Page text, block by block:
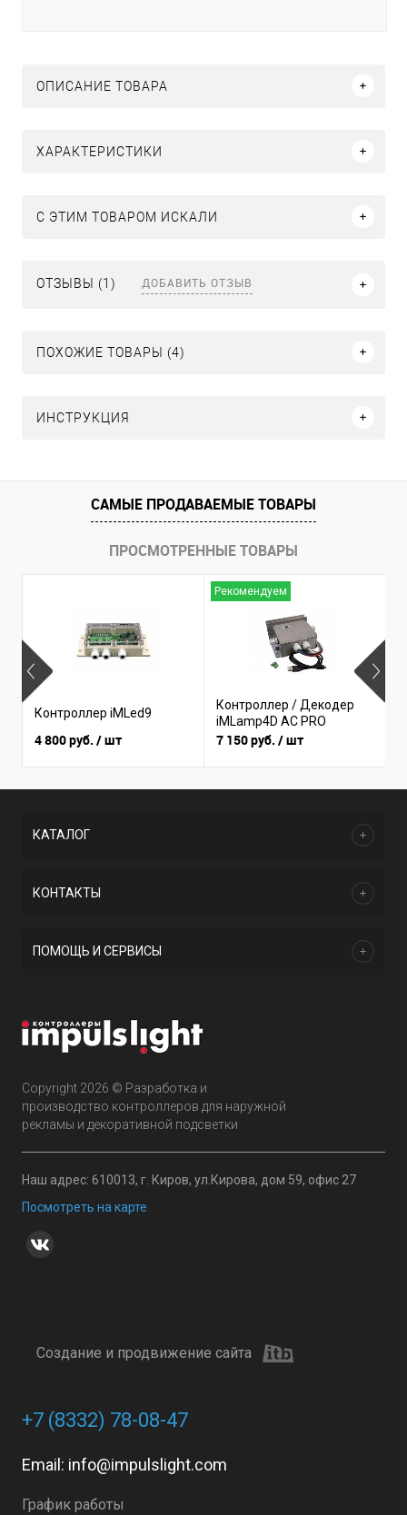
ОПИСАНИЕ ТОВАРА
ХАРАКТЕРИСТИКИ
C ЭТИМ ТОВАРОМ ИСКАЛИ
ОТЗЫВЫ (1) ДОБАВИТЬ ОТЗЫВ
ПОХОЖИЕ ТОВАРЫ (4)
ИНСТРУКЦИЯ
САМЫЕ ПРОДАВАЕМЫЕ ТОВАРЫ
ПРОСМОТРЕННЫЕ ТОВАРЫ
Контроллер iMLed9
4 800 руб. / шт
Рекомендуем
Контроллер / Декодер
iMLamp4D AC PRO
7 150 руб. / шт
Copyright 2026 © Разработка и
производство контроллеров для наружной
рекламы и декоративной подсветки
Наш адрес: 610013, г. Киров, ул.Кирова, дом 59, офис 27
Посмотреть на карте
Создание и продвижение сайта
КАТАЛОГ
КОНТАКТЫ
ПОМОЩЬ И СЕРВИСЫ
+7 (8332) 78-08-47
Email: info@impulslight.com
График работы